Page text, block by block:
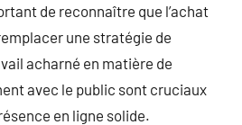
de reconnaître que l’achat
une stratégie de
acharné en matière de
avec le public sont cruciaux
en ligne solide.